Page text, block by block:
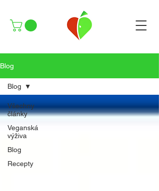
Blog
Všechny
články
Veganská
výživa
Blog
Recepty
Blog